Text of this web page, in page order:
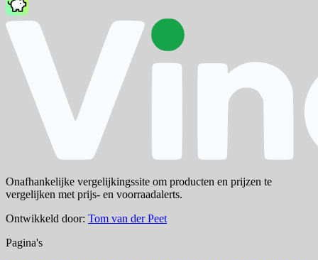
Onafhankelijke vergelijkingssite om producten en prijzen te
vergelijken met prijs- en voorraadalerts.
Ontwikkeld door: Tom van der Peet
Pagina's